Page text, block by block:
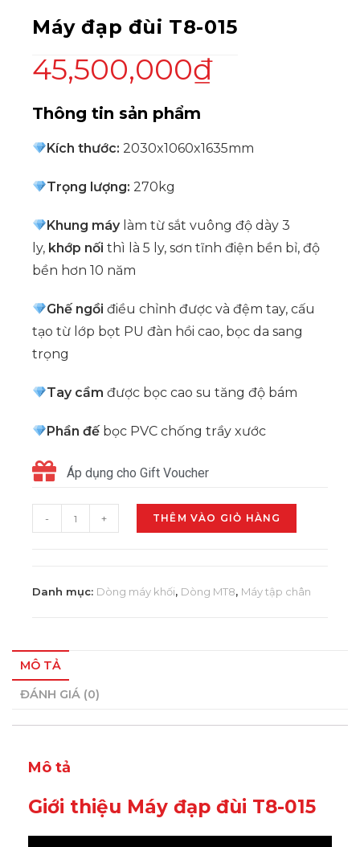
Máy đạp đùi T8-015
45,500,000₫
Thông tin sản phẩm
Kích thước: 2030x1060x1635mm
Trọng lượng: 270kg
Khung máylàm từ sắt vuông độ dày 3
ly, khớp nối thì là 5 ly, sơn tĩnh điện bền bỉ, độ
bền hơn 10 năm
Ghế ngồi điều chỉnh được và đệm tay, cấu
tạo từ lớp bọt PU đàn hồi cao, bọc da sang
trọng
Tay cầm được bọc cao su tăng độ bám
Phần đế bọc PVC chống trầy xước
Áp dụng cho Gift Voucher
- + THÊM VÀO GIỎ HÀNG
Danh mục: Dòng máy khối, Dòng MT8, Máy tập chân
MÔ TẢ
ĐÁNH GIÁ (0)
Mô tả
Giới thiệu Máy đạp đùi T8-015